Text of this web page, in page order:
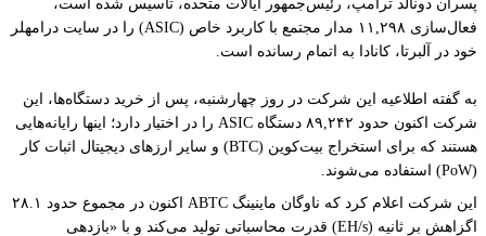
پسران دونالد ترامپ، رئیس‌جمهور ایالات متحده، تأسیس شده است،
فعال‌سازی ۱۱,۲۹۸ مدار مجتمع با کاربرد خاص (ASIC) را در سایت درامهلر
خود در آلبرتا، کانادا به اتمام رسانده است.
به گفته اطلاعیه این شرکت در روز چهارشنبه، پس از خرید دستگاه‌ها، این
شرکت اکنون حدود ۸۹,۲۴۲ دستگاه ASIC را در اختیار دارد؛ اینها رایانه‌هایی
هستند که برای استخراج بیت‌کوین (BTC) و سایر ارزهای دیجیتال اثبات کار
(PoW) استفاده می‌شوند.
این شرکت اعلام کرد که ناوگان ماینینگ ABTC اکنون در مجموع حدود ۲۸.۱
اگزاهش بر ثانیه (EH/s) قدرت محاسباتی تولید می‌کند و با «بازدهی